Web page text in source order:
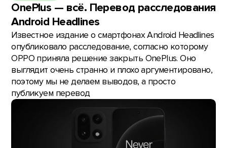
OnePlus — всё. Перевод расследования
Android Headlines
Известное издание о смартфонах Android Headlines
опубликовало расследование, согласно которому
OPPO приняла решение закрыть OnePlus. Оно
выглядит очень странно и плохо аргументировано,
поэтому мы не делаем выводов, а просто
публикуем перевод